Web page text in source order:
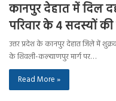
कानपुर देहात में दिल
परिवार के 4 सदस्यों
उत्तर प्रदेश के कानपुर देहात जिले में
के शिवली-कल्याणपुर मार्ग पर…
Read More »